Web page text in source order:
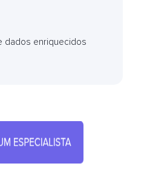
dados enriquecidos